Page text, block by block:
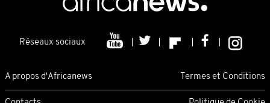
Réseaux sociaux
A propos d'Africanews Termes et Conditions